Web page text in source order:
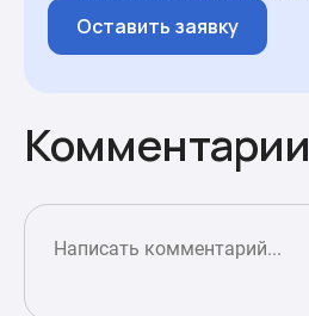
Оставить заявку
Комментарии